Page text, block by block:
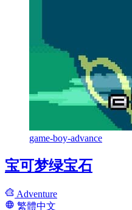
game-boy-advance
宝可梦绿宝石
Adventure
繁體中文